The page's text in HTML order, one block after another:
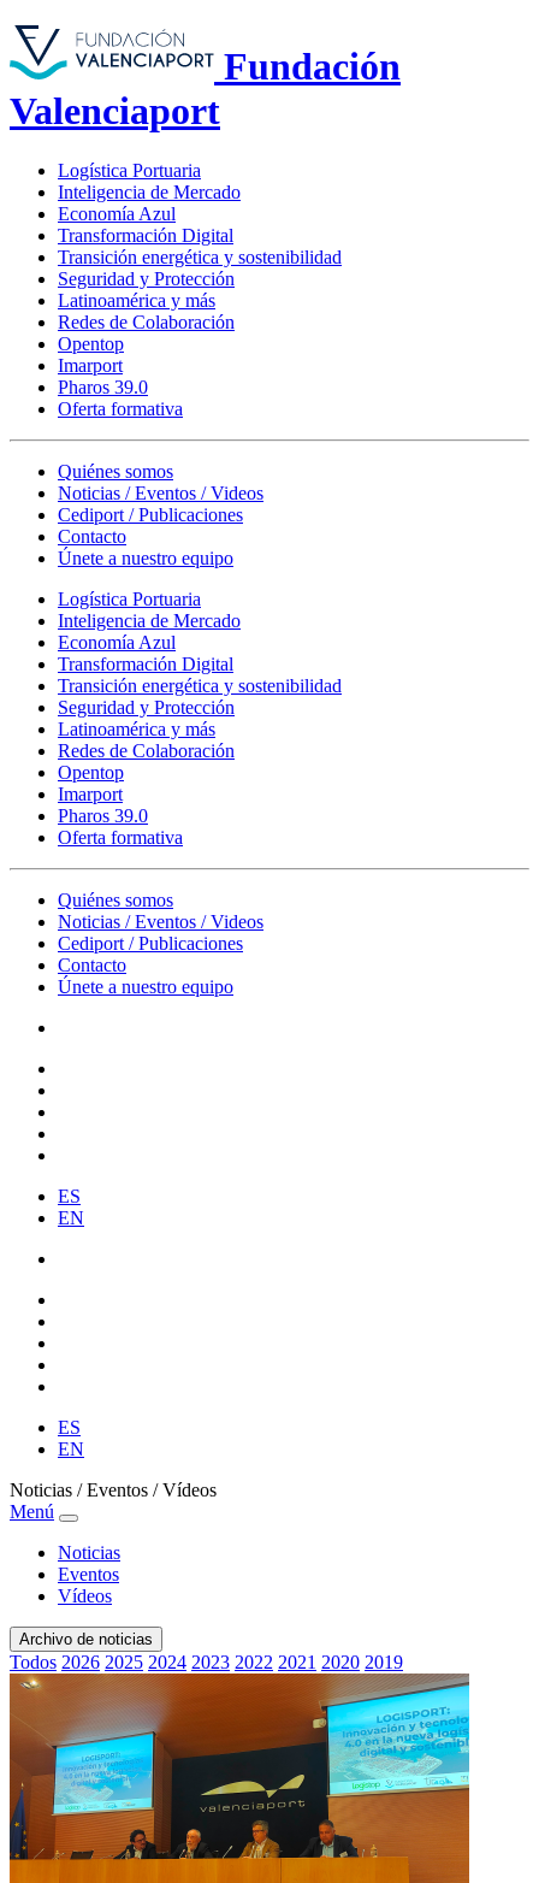
Fundación
Valenciaport
Logística Portuaria
Inteligencia de Mercado
Economía Azul
Transformación Digital
Transición energética y sostenibilidad
Seguridad y Protección
Latinoamérica y más
Redes de Colaboración
Opentop
Imarport
Pharos 39.0
Oferta formativa
Quiénes somos
Noticias / Eventos / Videos
Cediport / Publicaciones
Contacto
Únete a nuestro equipo
Logística Portuaria
Inteligencia de Mercado
Economía Azul
Transformación Digital
Transición energética y sostenibilidad
Seguridad y Protección
Latinoamérica y más
Redes de Colaboración
Opentop
Imarport
Pharos 39.0
Oferta formativa
Quiénes somos
Noticias / Eventos / Videos
Cediport / Publicaciones
Contacto
Únete a nuestro equipo
ES
EN
ES
EN
Noticias / Eventos / Vídeos
Menú
Noticias
Eventos
Vídeos
Archivo de noticias
Todos 2026 2025 2024 2023 2022 2021 2020 2019